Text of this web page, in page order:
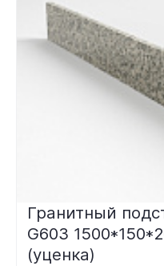
Гранитный
G603
(уценка)